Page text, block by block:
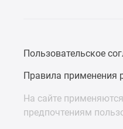
Пользовательское
Правила применения
На сайте
предпочтениям